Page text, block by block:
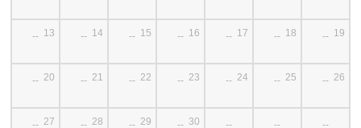
-- 13 -- 14 -- 15 -- 16 -- 17 -- 18 -- 19
-- 20 -- 21 -- 22 -- 23 -- 24 -- 25 -- 26
-- 27 -- 28 -- 29 -- 30 -- -- --